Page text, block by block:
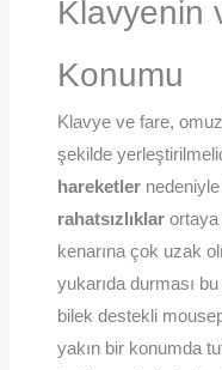
Klavyenin
Konumu
Klavye ve fare,
şekilde
hareketlernedeniyle
rahatsızlıklarortaya
kenarına çok uzak
yukarıda durması
bilek destekli
yakın bir konumda